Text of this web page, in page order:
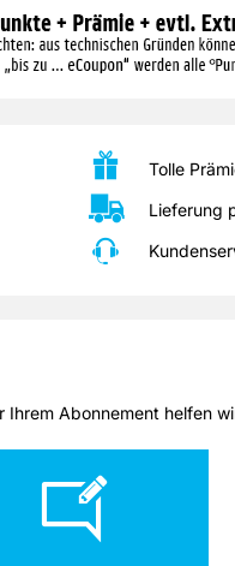
Tipps, die Ihnen
Überblick im Fernseh-
erleichtern.
für
Tolle
Lieferung
Abonnement helfen